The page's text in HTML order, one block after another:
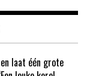
laat één grote